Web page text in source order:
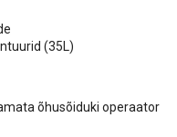
(35L)
õhusõiduki operaator